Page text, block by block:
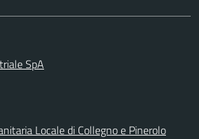
SpA
Locale di Collegno e Pinerolo